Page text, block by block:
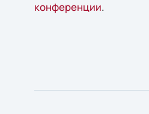
конференции.